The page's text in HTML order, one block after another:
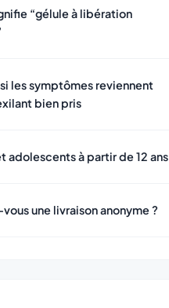
“gélule à libération
les symptômes reviennent
bien pris
adolescents à partir de 12 ans
une livraison anonyme ?